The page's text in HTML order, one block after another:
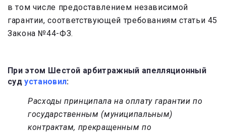
в том числе предоставлением независимой
гарантии, соответствующей требованиям статьи 45
Закона №44-ФЗ.
При этом Шестой арбитражный апелляционный
судустановил:
Расходы принципала на оплату гарантии по
государственным (муниципальным)
контрактам, прекращенным по